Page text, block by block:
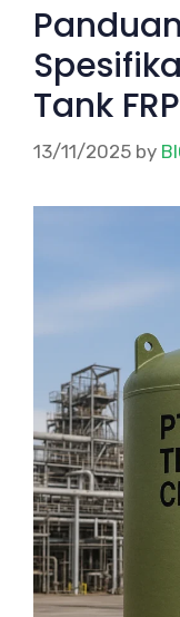
Tank FRP
13/11/2025 by